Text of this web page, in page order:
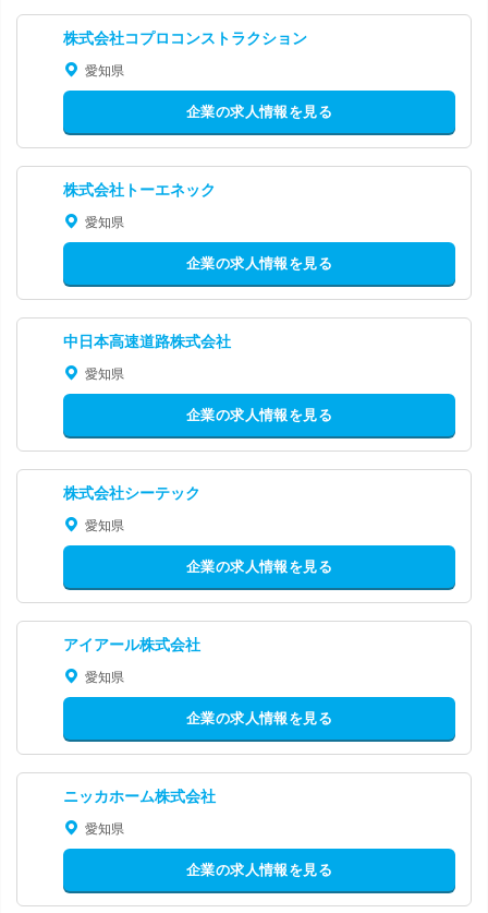
株式会社コプロコンストラクション
愛知県
企業の求人情報を見る
株式会社トーエネック
愛知県
企業の求人情報を見る
中日本高速道路株式会社
愛知県
企業の求人情報を見る
株式会社シーテック
愛知県
企業の求人情報を見る
アイアール株式会社
愛知県
企業の求人情報を見る
ニッカホーム株式会社
愛知県
企業の求人情報を見る